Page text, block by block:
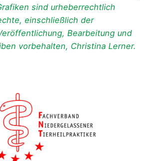
sind urheberrechtlich
einschließlich der
Bearbeitung und
vorbehalten, Christina Lerner.